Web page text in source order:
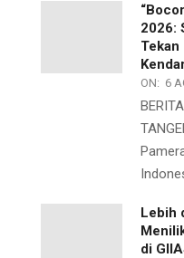
2026:
Tekan
ON: 6
Lebih
di